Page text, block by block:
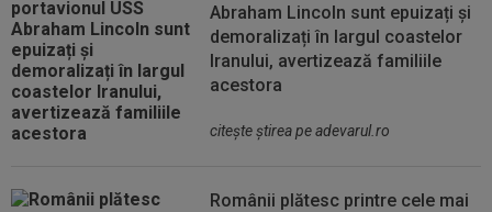
Abraham Lincoln sunt epuizați și
demoralizați în largul coastelor
Iranului, avertizează familiile
acestora
citeşte ştirea pe adevarul.ro
Românii plătesc printre cele mai